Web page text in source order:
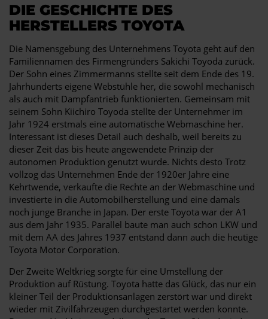
DIE GESCHICHTE DES
HERSTELLERS TOYOTA
Die Namensgebung des Unternehmens Toyota geht auf den
Familiennamen des Firmengründers Sakichi Toyoda zurück.
Der Sohn eines Zimmermanns stellte seit dem Ende des 19.
Jahrhunderts eigene Webstühle her, die sowohl mechanisch
als auch mit Dampfantrieb funktionierten. Gemeinsam mit
seinem Sohn Kiichiro Toyoda stellte der Unternehmer im
Jahr 1924 erstmals eine automatische Webmaschine her.
Interessant ist dieses Detail auch deshalb, weil bereits zu
dieser Zeit das bis heute angewendete Prinzip der
autonomen Produktion genutzt wurde. Nichts desto Trotz
vollzog das Unternehmen Ende der 1920er Jahre eine
Kehrtwende, verkaufte die Rechte an der Webmaschine und
investierte in die Automobilherstellung und eine damals
noch junge Branche in Japan. Der erste Toyota war der A1
aus dem Jahr 1935. Parallel baute man auch schon LKW und
mit dem AA des Jahres 1937 entstand dann auch die heutige
Toyota Motor Corporation.
Der Zweite Weltkrieg sorgte für eine Umstellung der
Produktion auf Rüstung. Toyota hatte das Glück, das nur ein
kleiner Teil der Produktionsanlagen zerstört war und direkt
wieder mit Zivilfahrzeugen durchgestartet werden konnte.